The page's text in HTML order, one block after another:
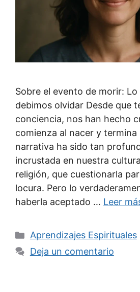
Sobre el evento de morir: Lo
debimos olvidar Desde que
conciencia, nos han hecho
comienza al nacer y termina
narrativa ha sido tan
incrustada en nuestra
religión, que cuestionarla
locura. Pero lo
haberla aceptado … Leer
Categorías
Aprendizajes Espirituales
Deja un comentario